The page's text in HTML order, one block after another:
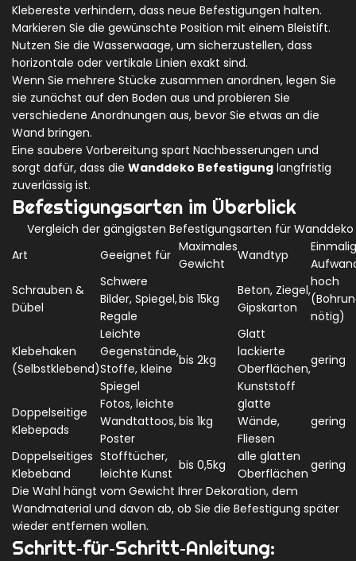
Klebereste verhindern, dass neue Befestigungen halten.
Markieren Sie die gewünschte Position mit einem Bleistift.
Nutzen Sie die Wasserwaage, um sicherzustellen, dass
horizontale oder vertikale Linien exakt sind.
Wenn Sie mehrere Stücke zusammen anordnen, legen Sie
sie zunächst auf den Boden aus und probieren Sie
verschiedene Anordnungen aus, bevor Sie etwas an die
Wand bringen.
Eine saubere Vorbereitung spart Nachbesserungen und
sorgt dafür, dass die Wanddeko Befestigung langfristig
zuverlässig ist.
Befestigungsarten im Überblick
Vergleich der gängigsten Befestigungsarten für Wanddeko
Art
Geeignet für
Maximales
Gewicht
Wandtyp
Schrauben &
Dübel
Schwere
Bilder, Spiegel,
Regale
bis 15kg
Beton, Ziegel,
Gipskarton
hoch
nötig)
Klebehaken
(Selbstklebend)
Leichte
Gegenstände,
Stoffe, kleine
Spiegel
bis 2kg
Glatt
lackierte
Oberflächen,
Kunststoff
gering
Doppelseitige
Klebepads
Fotos, leichte
Wandtattoos,
Poster
bis 1kg
glatte
Wände,
Fliesen
gering
Doppelseitiges
Klebeband
Stofftücher,
leichte Kunst
bis 0,5kg
alle glatten
Oberflächen
gering
Die Wahl hängt vom Gewicht Ihrer Dekoration, dem
Wandmaterial und davon ab, ob Sie die Befestigung später
wieder entfernen wollen.
Schritt‑für‑Schritt‑Anleitung: